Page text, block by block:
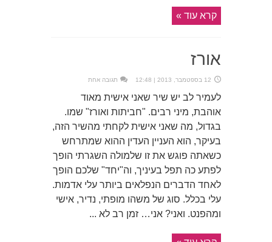
קרא עוד »
אורז
12 בספטמבר, 2013 | 12:48 תגובה אחת
לעמיר לב יש שיר שאני אישית מאוד
אוהבת, מיני רבים. "חביתות ואורז" שמו.
בגדול, מה שאני אישית לקחתי מהשיר הזה,
בעיקר, הוא העניין העדין ההוא שמתרחש
כשאתה פוגש את זו שלמולה השגרתי הופך
לפתע כה תפל בעיניך, וה"יחד" שלכם הופך
לאחד הדברים הנפלאים ביותר עלי אדמות.
עלי בכלל. סוג של משהו מופתי, נדיר, אישי
ומהפנט. ואני? אני… זמן רב לא ...